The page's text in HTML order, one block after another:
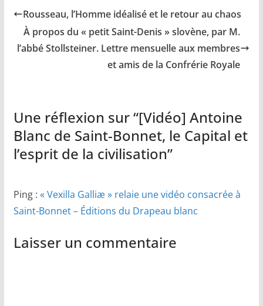
Rousseau, l’Homme idéalisé et le retour au chaos
À propos du « petit Saint-Denis » slovène, par M.
l’abbé Stollsteiner. Lettre mensuelle aux membres
et amis de la Confrérie Royale
Une réflexion sur “[Vidéo] Antoine
Blanc de Saint-Bonnet, le Capital et
l’esprit de la civilisation”
Ping : « Vexilla Galliæ » relaie une vidéo consacrée à
Saint-Bonnet – Éditions du Drapeau blanc
Laisser un commentaire